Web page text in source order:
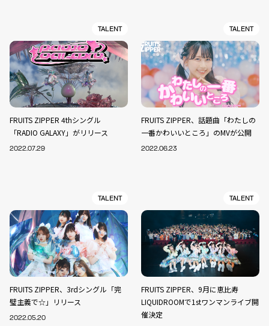
TALENT
FRUITS ZIPPER 4thシングル
「RADIO GALAXY」がリリース
2022.07.29
TALENT
FRUITS ZIPPER、話題曲「わたしの
一番かわいいところ」のMVが公開
2022.06.23
TALENT
FRUITS ZIPPER、3rdシングル「完
璧主義で☆」リリース
2022.05.20
TALENT
FRUITS ZIPPER、9月に恵比寿
LIQUIDROOMで1stワンマンライブ開
催決定